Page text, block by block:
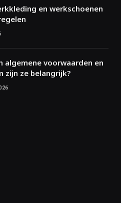
en werkschoenen
algemene voorwaarden en
zijn ze belangrijk?